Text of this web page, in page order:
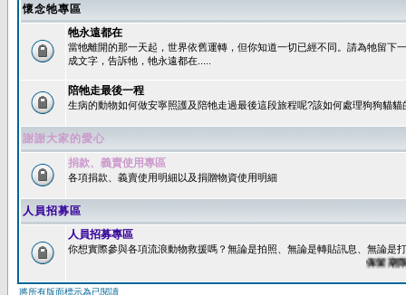
懷念牠專區
牠永遠都在
當牠離開的那一天起，世界依舊運轉，但你知道一切已經不同。請為牠留下
成文字，告訴牠，牠永遠都在.....
陪牠走最後一程
生病的動物如何做安寧照護及陪牠走過最後這段旅程呢?該如何處理狗狗貓貓
謝謝大家的愛心
捐款、義賣使用專區
各項捐款、義賣使用明細以及捐贈物資使用明細
人員招募區
人員招募專區
你想實際參與各項流浪動物救援嗎？無論是拍照、無論是轉貼訊息、無論是
保留期限：
將所有版面標示為已閱讀